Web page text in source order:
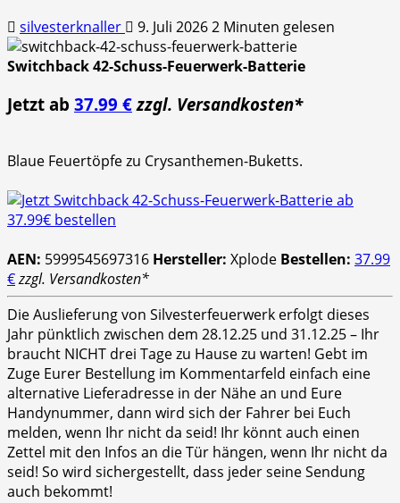
silvesterknaller 9. Juli 20262 Minuten gelesen
Switchback 42-Schuss-Feuerwerk-Batterie
Jetzt ab 37.99 € zzgl. Versandkosten*
Blaue Feuertöpfe zu Crysanthemen-Buketts.
AEN: 5999545697316 Hersteller: Xplode Bestellen: 37.99
€zzgl. Versandkosten*
Die Auslieferung von Silvesterfeuerwerk erfolgt dieses
Jahr pünktlich zwischen dem 28.12.25 und 31.12.25 – Ihr
braucht NICHT drei Tage zu Hause zu warten! Gebt im
Zuge Eurer Bestellung im Kommentarfeld einfach eine
alternative Lieferadresse in der Nähe an und Eure
Handynummer, dann wird sich der Fahrer bei Euch
melden, wenn Ihr nicht da seid! Ihr könnt auch einen
Zettel mit den Infos an die Tür hängen, wenn Ihr nicht da
seid! So wird sichergestellt, dass jeder seine Sendung
auch bekommt!